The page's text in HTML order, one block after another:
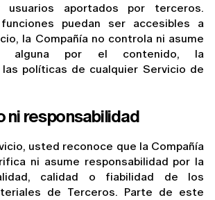
usuarios aportados por terceros.
puedan ser accesibles a
la Compañía no controla ni asume
alguna por el contenido, la
políticas de cualquier Servicio de
ni responsabilidad
usted reconoce que la Compañía
ni asume responsabilidad por la
calidad o fiabilidad de los
de Terceros. Parte de este